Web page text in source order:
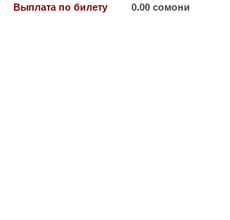
Выплата по билету
0.00 сомони